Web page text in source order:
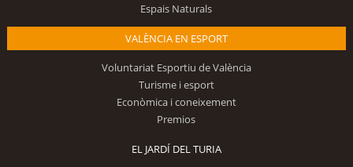
Espais Naturals
VALÈNCIA EN ESPORT
Voluntariat Esportiu de València
Turisme i esport
Econòmica i coneixement
Premios
EL JARDÍ DEL TURIA